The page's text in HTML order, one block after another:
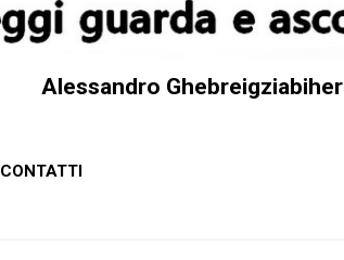
Alessandro Ghebreigziabiher
CONTATTI